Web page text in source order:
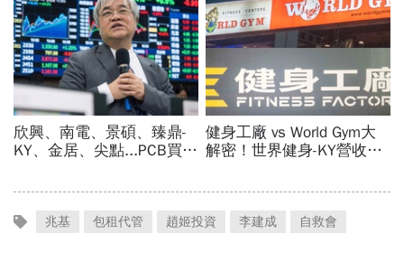
兆基 包租代管 趙姬投資 李建成 自救會